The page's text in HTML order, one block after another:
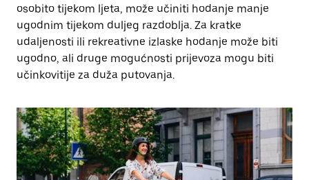
osobito tijekom ljeta, može učiniti hodanje manje
ugodnim tijekom duljeg razdoblja. Za kratke
udaljenosti ili rekreativne izlaske hodanje može biti
ugodno, ali druge mogućnosti prijevoza mogu biti
učinkovitije za duža putovanja.